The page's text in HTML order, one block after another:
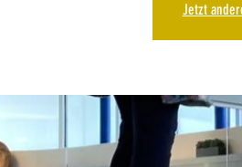
Jetzt